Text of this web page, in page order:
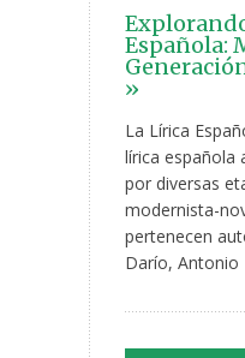
Española:
»
La Lírica
lírica española
por diversas
modernista-
pertenecen
Darío, Antonio